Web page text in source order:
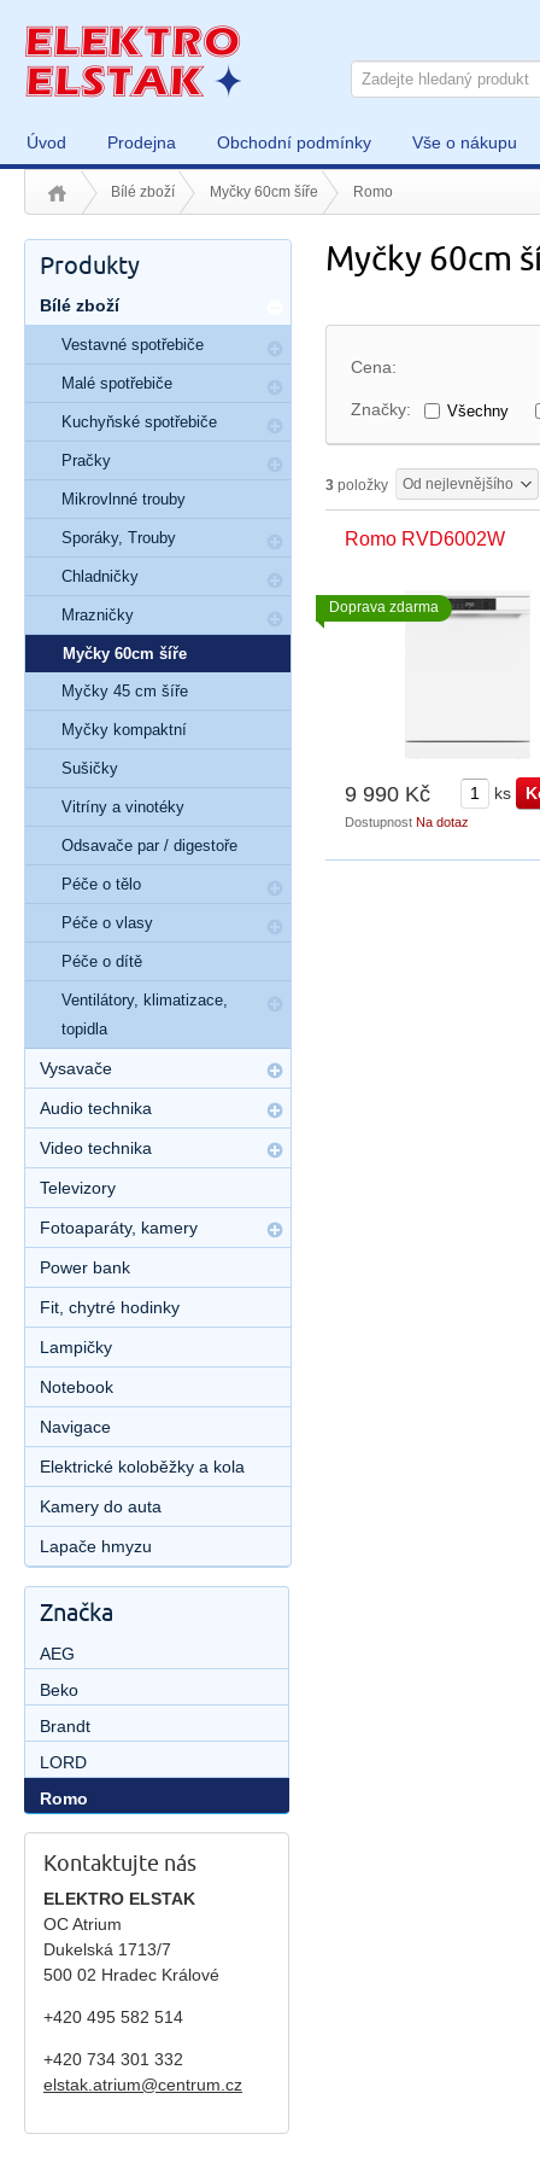
Úvod Prodejna Obchodní podmínky Vše o nákupu
Bílé zboží Myčky 60cm šíře Romo
Myčky 60cm
Cena:
Značky: Všechny
3 položky Od nejlevnějšího
Romo RVD6002W
9 990 Kč ks
Dostupnost Na dotaz
Doprava zdarma
Produkty
Bílé zboží
Vestavné spotřebiče
Malé spotřebiče
Kuchyňské spotřebiče
Pračky
Mikrovlnné trouby
Sporáky, Trouby
Chladničky
Mrazničky
Myčky 60cm šíře
Myčky 45 cm šíře
Myčky kompaktní
Sušičky
Vitríny a vinotéky
Odsavače par / digestoře
Péče o tělo
Péče o vlasy
Péče o dítě
Ventilátory, klimatizace,
topidla
Vysavače
Audio technika
Video technika
Televizory
Fotoaparáty, kamery
Power bank
Fit, chytré hodinky
Lampičky
Notebook
Navigace
Elektrické koloběžky a kola
Kamery do auta
Lapače hmyzu
Značka
AEG
Beko
Brandt
LORD
Romo
Kontaktujte nás
ELEKTRO ELSTAK
OC Atrium
Dukelská 1713/7
500 02 Hradec Králové
+420 495 582 514
+420 734 301 332
elstak.atrium@centrum.cz